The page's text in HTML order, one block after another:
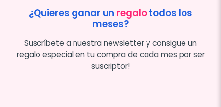
¿Quieres ganar un regalotodos los
meses?
Suscríbete a nuestra newsletter y consigue un
regalo especial en tu compra de cada mes por ser
suscriptor!